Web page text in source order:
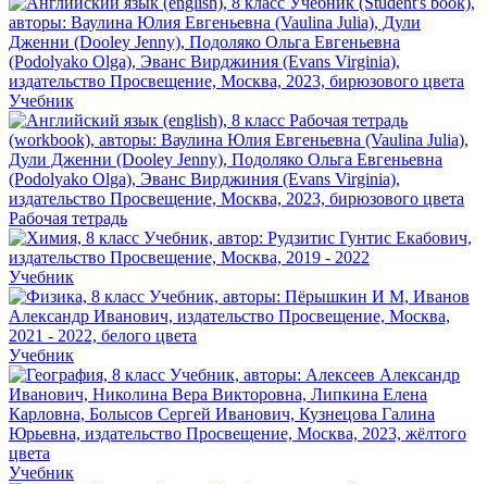
Учебник
Рабочая тетрадь
Учебник
Учебник
Учебник